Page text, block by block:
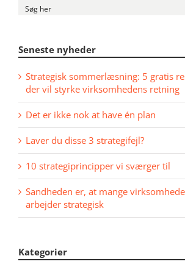
Seneste nyheder
Strategisk sommerlæsning: 5 gratis
der vil styrke virksomhedens retning
Det er ikke nok at have én plan
Laver du disse 3 strategifejl?
10 strategiprincipper vi sværger til
Sandheden er, at mange
arbejder strategisk
Kategorier